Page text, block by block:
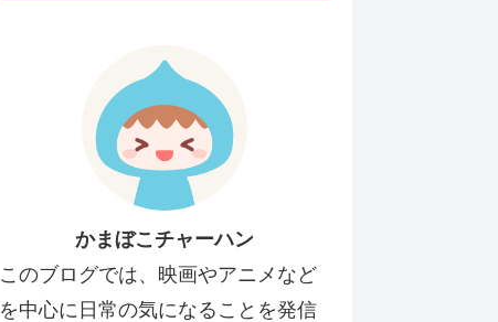
かまぼこチャーハン
このブログでは、映画やアニメなど
を中心に日常の気になることを発信